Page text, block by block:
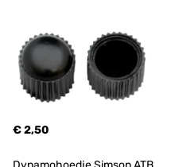
€ 2,50